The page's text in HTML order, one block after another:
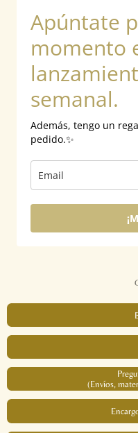
o
Apúntate
momento
semanal.
Además, tengo un
pedido.✨
(Envíos,